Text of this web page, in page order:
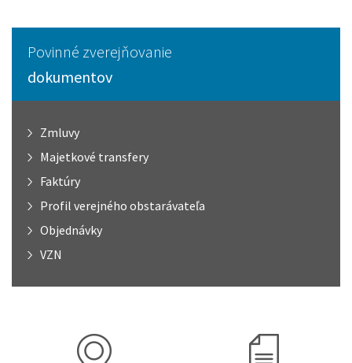
Povinné zverejňovanie
dokumentov
Zmluvy
Majetkové transfery
Faktúry
Profil verejného obstarávateľa
Objednávky
VZN